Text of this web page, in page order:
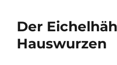
Der
Hauswurzen